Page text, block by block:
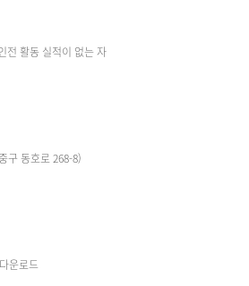
전 활동 실적이 없는 자
구 동호로 268-8)
운로드